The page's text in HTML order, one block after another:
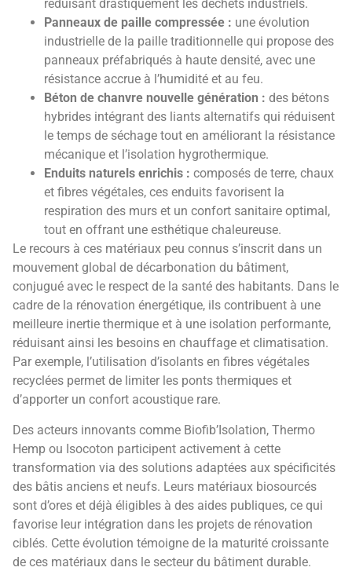
réduisant drastiquement les déchets industriels.
Panneaux de paille compressée : une évolution
industrielle de la paille traditionnelle qui propose des
panneaux préfabriqués à haute densité, avec une
résistance accrue à l’humidité et au feu.
Béton de chanvre nouvelle génération : des bétons
hybrides intégrant des liants alternatifs qui réduisent
le temps de séchage tout en améliorant la résistance
mécanique et l’isolation hygrothermique.
Enduits naturels enrichis : composés de terre, chaux
et fibres végétales, ces enduits favorisent la
respiration des murs et un confort sanitaire optimal,
tout en offrant une esthétique chaleureuse.
Le recours à ces matériaux peu connus s’inscrit dans un
mouvement global de décarbonation du bâtiment,
conjugué avec le respect de la santé des habitants. Dans le
cadre de la rénovation énergétique, ils contribuent à une
meilleure inertie thermique et à une isolation performante,
réduisant ainsi les besoins en chauffage et climatisation.
Par exemple, l’utilisation d’isolants en fibres végétales
recyclées permet de limiter les ponts thermiques et
d’apporter un confort acoustique rare.
Des acteurs innovants comme Biofib’Isolation, Thermo
Hemp ou Isocoton participent activement à cette
transformation via des solutions adaptées aux spécificités
des bâtis anciens et neufs. Leurs matériaux biosourcés
sont d’ores et déjà éligibles à des aides publiques, ce qui
favorise leur intégration dans les projets de rénovation
ciblés. Cette évolution témoigne de la maturité croissante
de ces matériaux dans le secteur du bâtiment durable.